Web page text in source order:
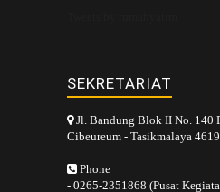
SEKRETARIAT
Jl. Bandung Blok II No. 140
Cibeureum - Tasikmalaya
Phone
- 0265-2351868 (Pusat